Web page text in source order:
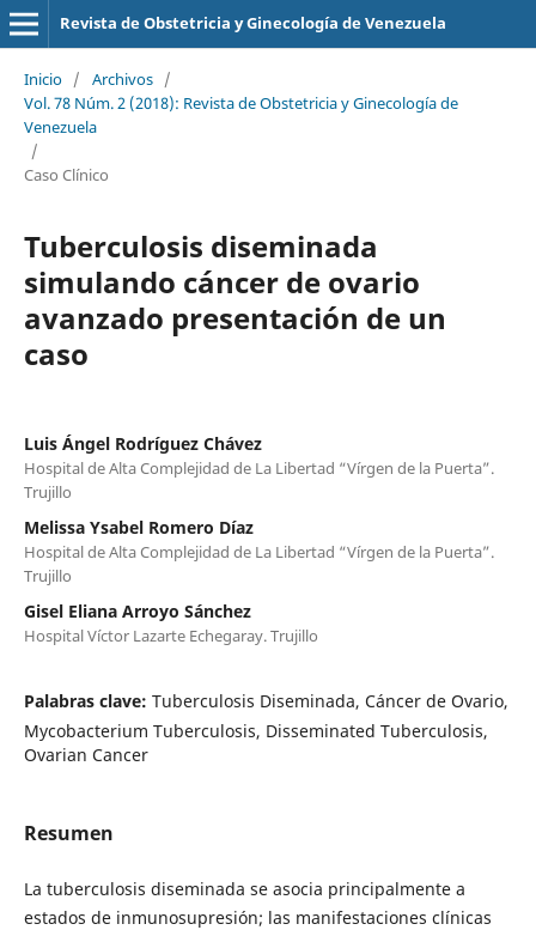
Revista de Obstetricia y Ginecología de Venezuela
Inicio / Archivos /
Vol. 78 Núm. 2 (2018): Revista de Obstetricia y Ginecología de
Venezuela
/
Caso Clínico
Tuberculosis diseminada
simulando cáncer de ovario
avanzado presentación de un
caso
Luis Ángel Rodríguez Chávez
Hospital de Alta Complejidad de La Libertad “Vírgen de la Puerta”.
Trujillo
Melissa Ysabel Romero Díaz
Hospital de Alta Complejidad de La Libertad “Vírgen de la Puerta”.
Trujillo
Gisel Eliana Arroyo Sánchez
Hospital Víctor Lazarte Echegaray. Trujillo
Palabras clave: Tuberculosis Diseminada, Cáncer de Ovario,
Mycobacterium Tuberculosis, Disseminated Tuberculosis,
Ovarian Cancer
Resumen
La tuberculosis diseminada se asocia principalmente a
estados de inmunosupresión; las manifestaciones clínicas